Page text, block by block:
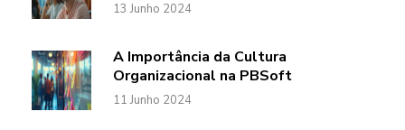
13 Junho 2024
A Importância da Cultura
Organizacional na PBSoft
11Junho 2024